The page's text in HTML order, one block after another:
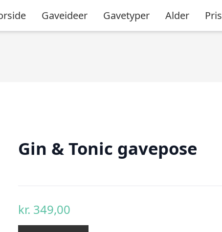
Gaveideer Gavetyper Alder Pris
Gin & Tonic gavepose
kr. 349,00